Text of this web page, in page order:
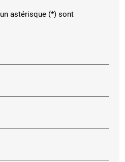
astérisque (*) sont